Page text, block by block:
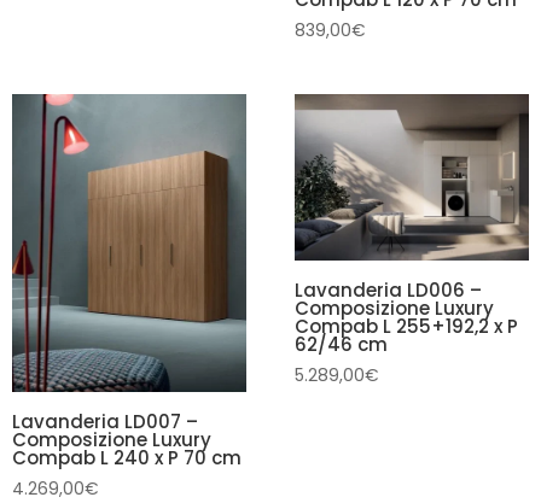
839,00€
Lavanderia LD007 –
Composizione Luxury
Compab L 240 x P 70 cm
4.269,00€
Lavanderia LD006 –
Composizione Luxury
Compab L 255+192,2 x P
62/46 cm
5.289,00€